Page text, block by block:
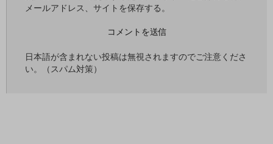
メールアドレス、サイトを保存する。
日本語が含まれない投稿は無視されますのでご注意くださ
い。（スパム対策）